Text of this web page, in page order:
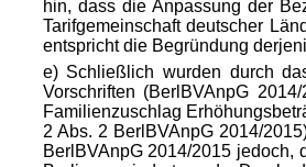
hin, dass die Anpassung der
Tarifgemeinschaft deutscher
entspricht die Begründung
e) Schließlich wurden durch
Vorschriften (BerlBVAnpG
Familienzuschlag
2 Abs. 2 BerlBVAnpG 2014/
BerlBVAnpG 2014/2015 jedoch,